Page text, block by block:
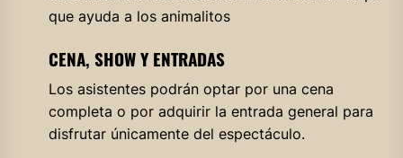
que ayuda a los animalitos
CENA, SHOW Y ENTRADAS
Los asistentes podrán optar por una cena
completa o por adquirir la entrada general para
disfrutar únicamente del espectáculo.